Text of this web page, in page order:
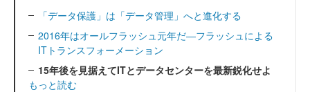
「データ保護」は「データ管理」へと進化する
2016年はオールフラッシュ元年だ―フラッシュによる
ITトランスフォーメーション
15年後を見据えてITとデータセンターを最新鋭化せよ
もっと読む